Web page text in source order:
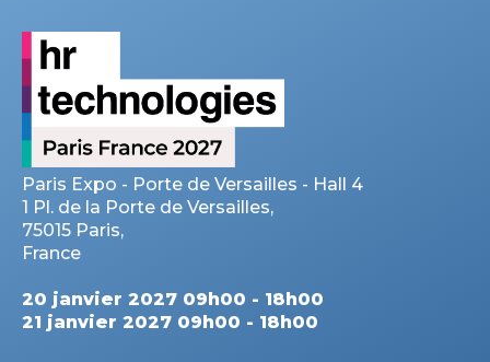
Paris Expo - Porte de Versailles - Hall 4
1 Pl. de la Porte de Versailles,
75015 Paris,
France
20 janvier 2027 09h00 - 18h00
21 janvier 2027 09h00 - 18h00